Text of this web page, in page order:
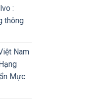
:
thông
Nam
Mực